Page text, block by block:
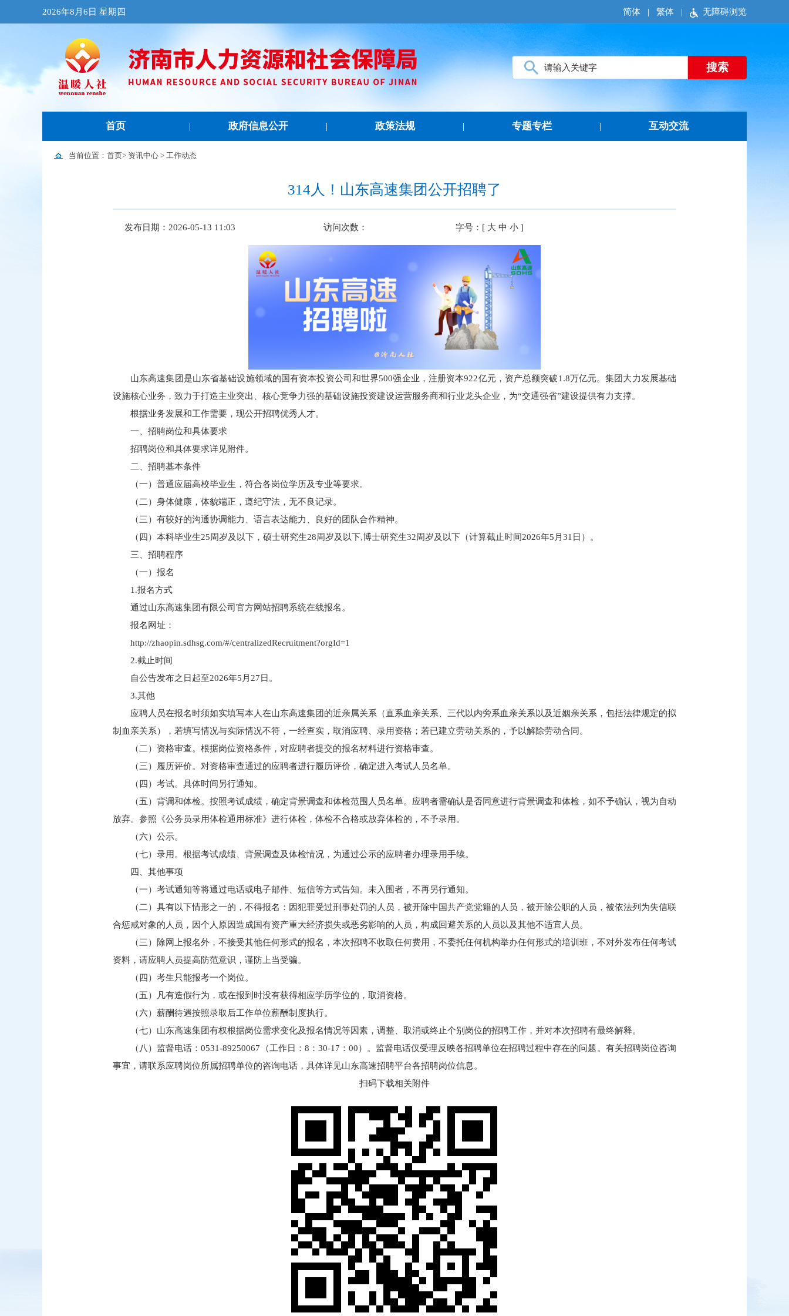
2026年8月6日 星期四 简体 | 繁体 | 无障碍浏览
首页 | 政府信息公开 | 政策法规 | 专题专栏 | 互动交流
当前位置： 首页> 资讯中心 > 工作动态
314人！山东高速集团公开招聘了
发布日期：2026-05-13 11:03 访问次数： 字号：[ 大 中 小 ]
山东高速集团是山东省基础设施领域的国有资本投资公司和世界500强企业，注册资本922亿元，资产总额突破1.8万亿元。集团大力发展基础
设施核心业务，致力于打造主业突出、核心竞争力强的基础设施投资建设运营服务商和行业龙头企业，为“交通强省”建设提供有力支撑。
根据业务发展和工作需要，现公开招聘优秀人才。
一、招聘岗位和具体要求
招聘岗位和具体要求详见附件。
二、招聘基本条件
（一）普通应届高校毕业生，符合各岗位学历及专业等要求。
（二）身体健康，体貌端正，遵纪守法，无不良记录。
（三）有较好的沟通协调能力、语言表达能力、良好的团队合作精神。
（四）本科毕业生25周岁及以下，硕士研究生28周岁及以下,博士研究生32周岁及以下（计算截止时间2026年5月31日）。
三、招聘程序
（一）报名
1.报名方式
通过山东高速集团有限公司官方网站招聘系统在线报名。
报名网址：
http://zhaopin.sdhsg.com/#/centralizedRecruitment?orgId=1
2.截止时间
自公告发布之日起至2026年5月27日。
3.其他
应聘人员在报名时须如实填写本人在山东高速集团的近亲属关系（直系血亲关系、三代以内旁系血亲关系以及近姻亲关系，包括法律规定的拟
制血亲关系），若填写情况与实际情况不符，一经查实，取消应聘、录用资格；若已建立劳动关系的，予以解除劳动合同。
（二）资格审查。根据岗位资格条件，对应聘者提交的报名材料进行资格审查。
（三）履历评价。对资格审查通过的应聘者进行履历评价，确定进入考试人员名单。
（四）考试。具体时间另行通知。
（五）背调和体检。按照考试成绩，确定背景调查和体检范围人员名单。应聘者需确认是否同意进行背景调查和体检，如不予确认，视为自动
放弃。参照《公务员录用体检通用标准》进行体检，体检不合格或放弃体检的，不予录用。
（六）公示。
（七）录用。根据考试成绩、背景调查及体检情况，为通过公示的应聘者办理录用手续。
四、其他事项
（一）考试通知等将通过电话或电子邮件、短信等方式告知。未入围者，不再另行通知。
（二）具有以下情形之一的，不得报名：因犯罪受过刑事处罚的人员，被开除中国共产党党籍的人员，被开除公职的人员，被依法列为失信联
合惩戒对象的人员，因个人原因造成国有资产重大经济损失或恶劣影响的人员，构成回避关系的人员以及其他不适宜人员。
（三）除网上报名外，不接受其他任何形式的报名，本次招聘不收取任何费用，不委托任何机构举办任何形式的培训班，不对外发布任何考试
资料，请应聘人员提高防范意识，谨防上当受骗。
（四）考生只能报考一个岗位。
（五）凡有造假行为，或在报到时没有获得相应学历学位的，取消资格。
（六）薪酬待遇按照录取后工作单位薪酬制度执行。
（七）山东高速集团有权根据岗位需求变化及报名情况等因素，调整、取消或终止个别岗位的招聘工作，并对本次招聘有最终解释。
（八）监督电话：0531-89250067（工作日：8：30-17：00）。监督电话仅受理反映各招聘单位在招聘过程中存在的问题。有关招聘岗位咨询
事宜，请联系应聘岗位所属招聘单位的咨询电话，具体详见山东高速招聘平台各招聘岗位信息。
扫码下载相关附件